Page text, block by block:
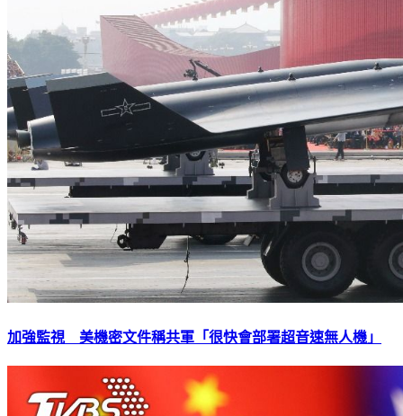
加強監視 美機密文件稱共軍「很快會部署超音速無人機」